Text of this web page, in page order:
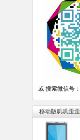
或 搜索微信号：
移动版叽叽歪歪